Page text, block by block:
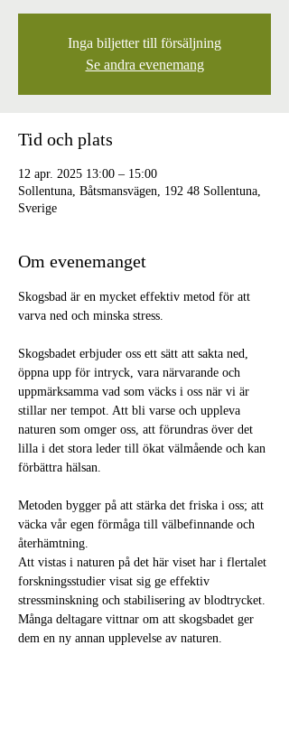
Inga biljetter till försäljning
Se andra evenemang
Tid och plats
12 apr. 2025 13:00 – 15:00
Sollentuna, Båtsmansvägen, 192 48 Sollentuna,
Sverige
Om evenemanget
Skogsbad är en mycket effektiv metod för att
varva ned och minska stress.
Skogsbadet erbjuder oss ett sätt att sakta ned,
öppna upp för intryck, vara närvarande och
uppmärksamma vad som väcks i oss när vi är
stillar ner tempot. Att bli varse och uppleva
naturen som omger oss, att förundras över det
lilla i det stora leder till ökat välmående och kan
förbättra hälsan.
Metoden bygger på att stärka det friska i oss; att
väcka vår egen förmåga till välbefinnande och
återhämtning.
Att vistas i naturen på det här viset har i flertalet
forskningsstudier visat sig ge effektiv
stressminskning och stabilisering av blodtrycket.
Många deltagare vittnar om att skogsbadet ger
dem en ny annan upplevelse av naturen.